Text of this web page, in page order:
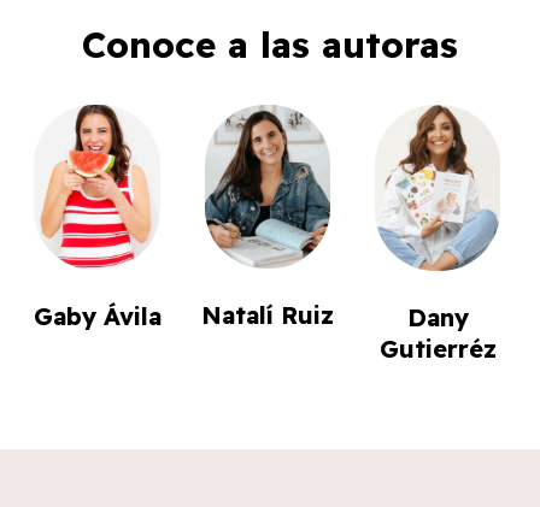
Conoce a las autoras
Gaby Ávila Natalí Ruiz
Dany
Gutierréz